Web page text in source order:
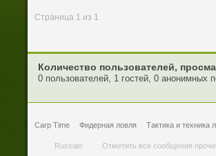
Страница 1 из 1
Количество пользователей,
0 пользователей, 1 гостей, 0 анонимных
Carp Time Фидерная ловля Тактика и техника
Russian Отметить все сообщения